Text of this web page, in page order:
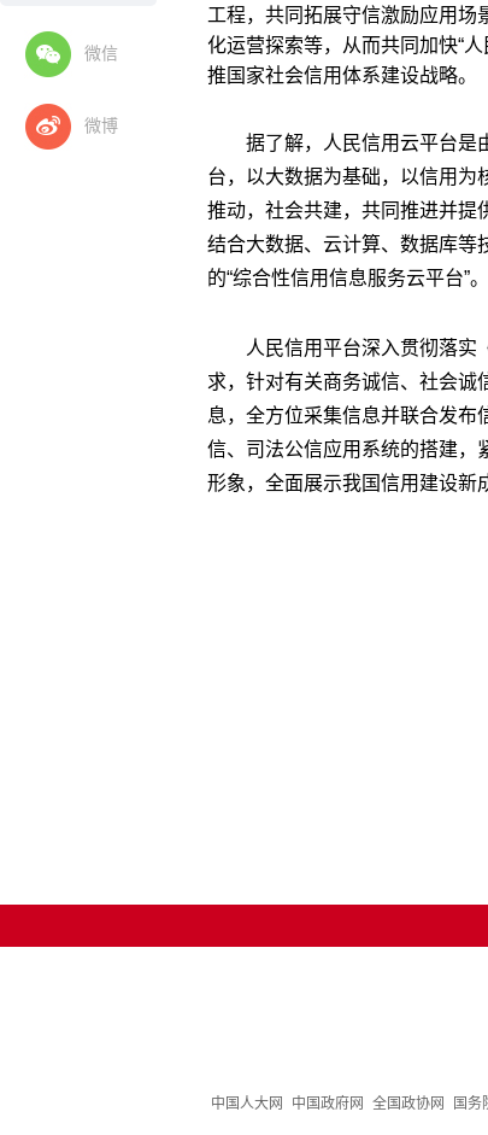
微信
微博
工程，共同拓展守信激励应用场
化运营探索等，从而共同加快“
推国家社会信用体系建设战略。
据了解，人民信用云平台是
台，以大数据为基础，以信用为
推动，社会共建，共同推进并提
结合大数据、云计算、数据库等
的“综合性信用信息服务云平台”。
人民信用平台深入贯彻落
求，针对有关商务诚信、社会诚
息，全方位采集信息并联合发布
信、司法公信应用系统的搭建，
形象，全面展示我国信用建设新
中国人大网 中国政府网 全国政协网 国务